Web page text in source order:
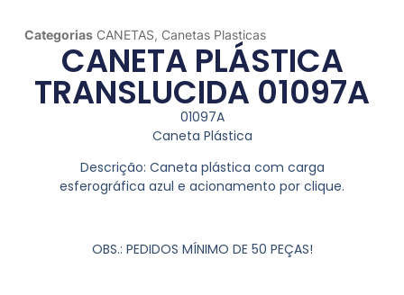
Categorias CANETAS, Canetas Plasticas
CANETA PLÁSTICA
TRANSLUCIDA 01097A
01097A
Caneta Plástica
Descrição: Caneta plástica com carga
esferográfica azul e acionamento por clique.
OBS.: PEDIDOS MÍNIMO DE 50 PEÇAS!